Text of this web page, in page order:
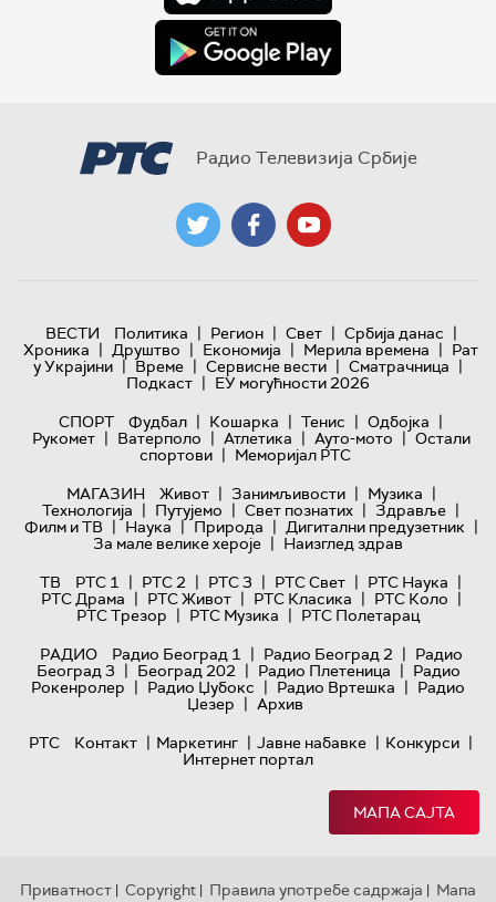
Радио Телевизија Србије
ВЕСТИ Политика | Регион | Свет | Србија данас |
Хроника | Друштво | Економија | Мерила времена | Рат
у Украјини | Време | Сервисне вести | Сматрачница |
Подкаст | ЕУ могућности 2026
СПОРТ
Фудбал | Кошарка | Тенис | Одбојка |
Рукомет | Ватерполо | Атлетика | Ауто-мото | Остали
спортови | Меморијал РТС
МАГАЗИН
Живот | Занимљивости | Музика |
Технологијa | Путујемо | Свет познатих | Здравље |
Филм и ТВ | Наука | Природа | Дигитални предузетник |
За мале велике хероје | Наизглед здрав
ТВ
РТС 1 | РТС 2 | РТС 3 | РТС Свет | РТС Наука |
РТС Драма | РТС Живот | РТС Класика | РТС Коло |
РТС Трезор | РТС Музика | РТС Полетарац
РАДИО
Радио Београд 1 | Радио Београд 2 | Радио
Београд 3 | Београд 202 | Радио Плетеница | Радио
Рокенролер | Радио Џубокс | Радио Вртешка | Радио
Џезер | Архив
РТС
Контакт | Маркетинг | Јавне набавке | Конкурси |
Интернет портал
МАПА САЈТА
Приватност | Copyright | Правила употребе садржаја | Мапа